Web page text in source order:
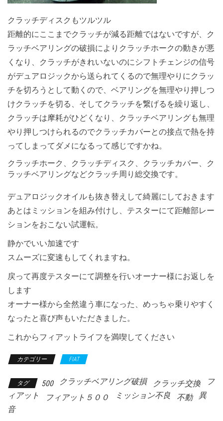
クラッチディスクもツルツル
距離的にここまでクラッチが減る距離ではないですが、ク
ラッチベアリングの破損によりクラッチホークの動きが悪
くなり、クラッチがきれいないのにシフトチェンジの信号
がデュアロジックから送られてくるので無理やりにクラッ
チを切ろうとして動くので、ベアリングを無理やり押しつ
けクラッチを切る、そしてクラッチを繋げるを繰り返し、
クラッチは摩耗がひどくなり、クラッチベアリングも無理
やり押しつけられるのでクラッチカバーとの接点で熱を持
ってしまってダメになるって感じですかね。
クラッチホーク、クラッチディスク、クラッチカバー、ク
ラッチベアリングなどクラッチ周り総交換です。
デュアロジックオイルも抜き替えして綺麗にしておきます
あとはミッションを組み付けし、テスターにて距離部レー
ションをおこない試運転。
静かでいい加速です
スムーズに変速もしてくれますね。
戻って再度テスターにて調整を行いオーナー様にお返しを
します
オーナー様から全然違う車になった、めっちゃ乗りやすく
なったと喜び声もいただきました。
これからフィアットライフを満喫してください
カテゴリー FIAT
タグ 500 クラッチベアリング破損 クラッチ交換
フ
ィアット
フィアット５００ ミッション不良 不動
異
音